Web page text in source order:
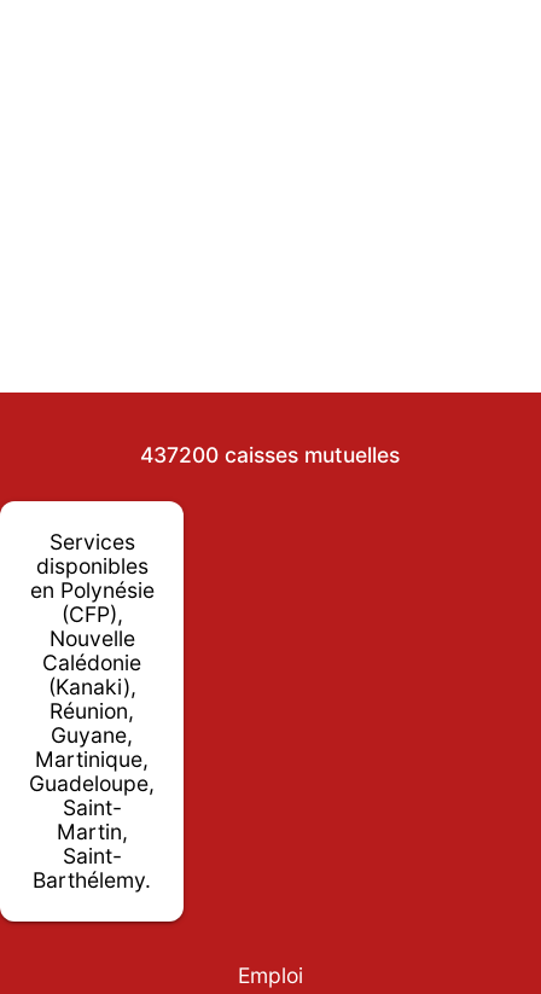
437200 caisses mutuelles
Services
disponibles
en Polynésie
(CFP),
Nouvelle
Calédonie
(Kanaki),
Réunion,
Guyane,
Martinique,
Guadeloupe,
Saint-
Martin,
Saint-
Barthélemy.
Emploi